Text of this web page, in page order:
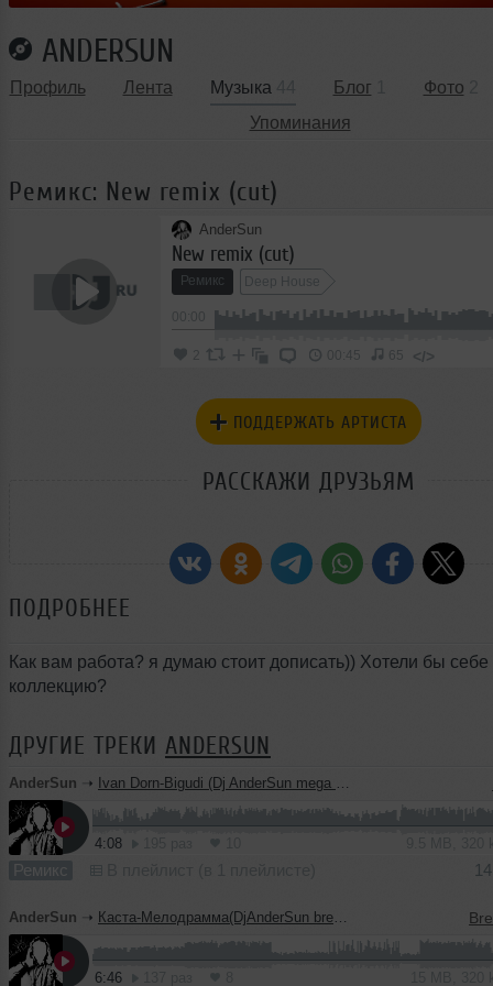
ANDERSUN
Профиль Лента Музыка Блог Фото
Упоминания
Ремикс: New remix (cut)
AnderSun
New remix (cut)
Ремикс Deep House
2 00:45 65 </>
ПОДДЕРЖАТЬ АРТИСТА
РАССКАЖИ ДРУЗЬЯМ
ПОДРОБНЕЕ
Как вам работа? я думаю стоит дописать)) Хотели бы себе
коллекцию?
ДРУГИЕ ТРЕКИ ANDERSUN
AnderSun ➝ Ivan Dorn-Bigudi (Dj AnderSun mega mashup)
4:08
Ремикс
AnderSun ➝ Каста-Мелодрамма(DjAnderSun break mix LIVE)
6:46